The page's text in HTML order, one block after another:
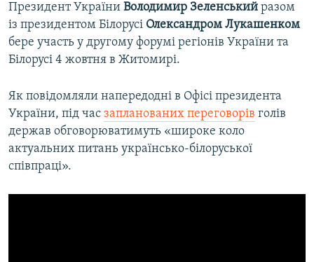
Усі сайти RFE/RL
Президент України Володимир Зеленський разом
із президентом Білорусі Олександром Лукашенком
бере участь у другому форумі регіонів України та
Білорусі 4 жовтня в Житомирі.
Як повідомляли напередодні в Офісі президента
України, під час запланованих переговорів голів
держав обговорюватимуть «широке коло
актуальних питань українсько-білоруської
співпраці».